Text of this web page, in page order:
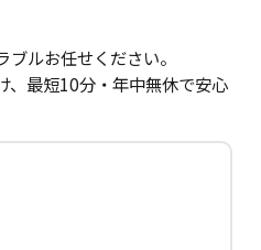
ルお任せください。
、最短10分・年中無休で安心